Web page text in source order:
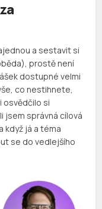
a sestavit si
prostě není
dostupné velmi
co nestihnete,
osvědčilo si
jsem správná cílová
když já a téma
se do vedlejšího